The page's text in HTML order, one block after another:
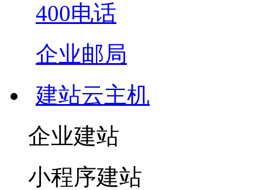
400电话
企业邮局
建站云主机
企业建站
小程序建站